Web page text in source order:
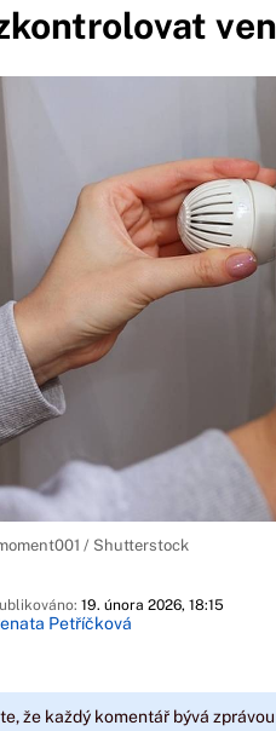
/ Shutterstock
19. února 2026, 18:15
Petříčková
že každý komentář bývá